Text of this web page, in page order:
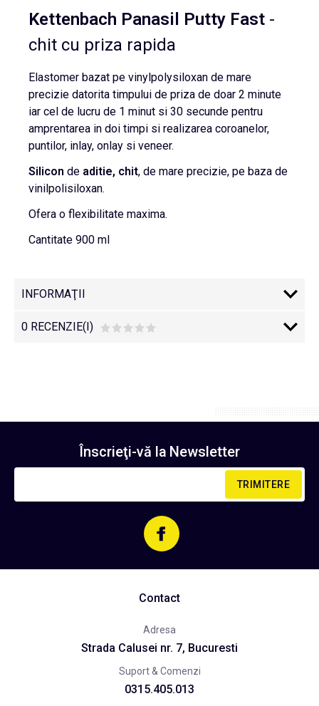
Kettenbach Panasil Putty Fast -
chit cu priza rapida
Elastomer bazat pe vinylpolysiloxan de mare
precizie datorita timpului de priza de doar 2 minute
iar cel de lucru de 1 minut si 30 secunde pentru
amprentarea in doi timpi si realizarea coroanelor,
puntilor, inlay, onlay si veneer.
Silicon de aditie, chit, de mare precizie, pe baza de
vinilpolisiloxan.
Ofera o flexibilitate maxima.
Cantitate 900 ml
INFORMAŢII
0 RECENZIE(I)
Înscrieţi-vă la Newsletter
TRIMITERE
Contact
Adresa
Strada Calusei nr. 7, Bucuresti
Suport & Comenzi
0315.405.013